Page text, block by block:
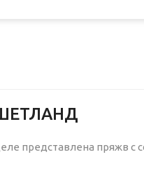
представлена пряжв с